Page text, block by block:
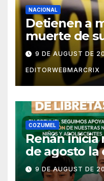
NACIONAL
Detienen a
muerte de
Saltillo
9 DE AUGUST DE
EDITORWEBMARCRIX
COZUMEL
Renán inicia
de agosto
escolares
9 DE AUGUST DE